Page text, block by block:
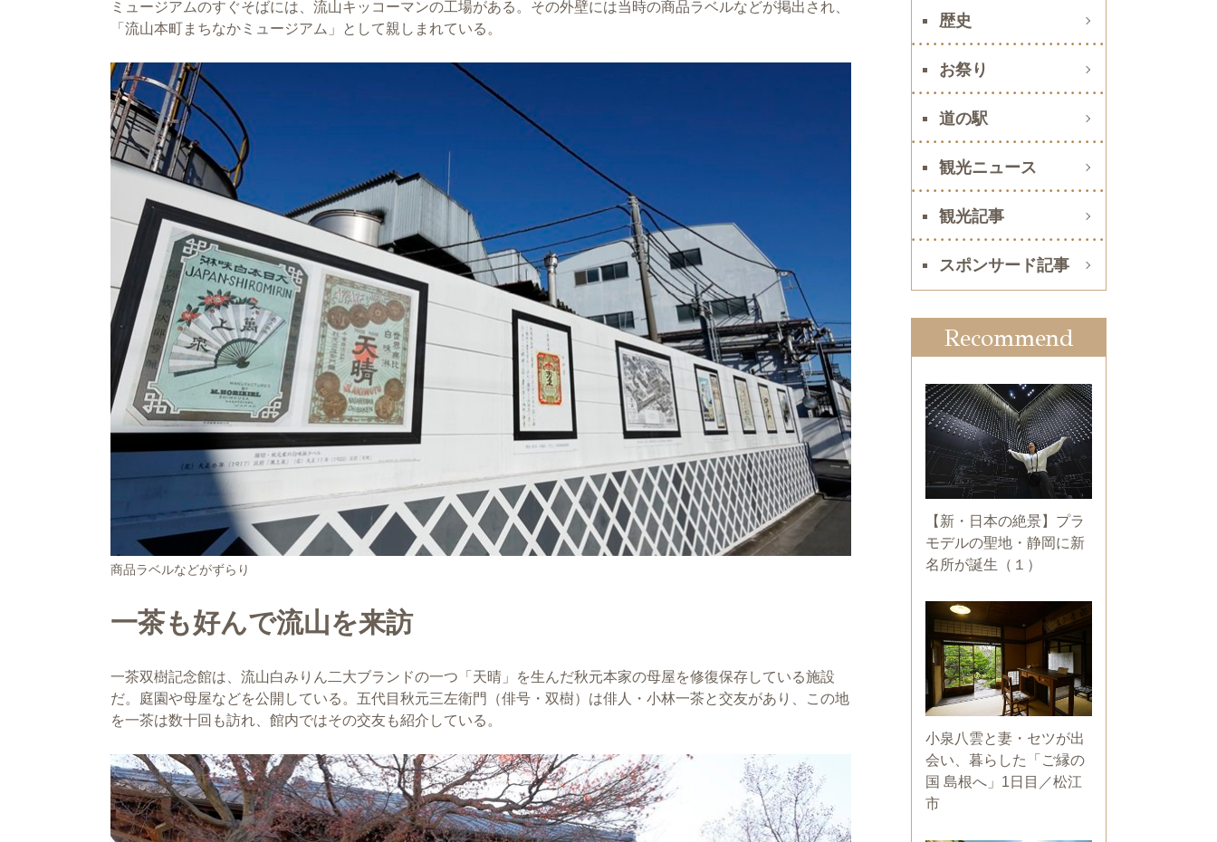
ミュージアムのすぐそばには、流山キッコーマンの工場がある。その外壁には当時の商品ラベルなどが掲出され、
「流山本町まちなかミュージアム」として親しまれている。
商品ラベルなどがずらり
一茶も好んで流山を来訪
一茶双樹記念館は、流山白みりん二大ブランドの一つ「天晴」を生んだ秋元本家の母屋を修復保存している施設
だ。庭園や母屋などを公開している。五代目秋元三左衛門（俳号・双樹）は俳人・小林一茶と交友があり、この地
を一茶は数十回も訪れ、館内ではその交友も紹介している。
歴史
お祭り
道の駅
観光ニュース
観光記事
スポンサード記事
Recommend
【新・日本の絶景】プラ
モデルの聖地・静岡に新
名所が誕生（１）
小泉八雲と妻・セツが出
会い、暮らした「ご縁の
国 島根へ」1日目／松江
市